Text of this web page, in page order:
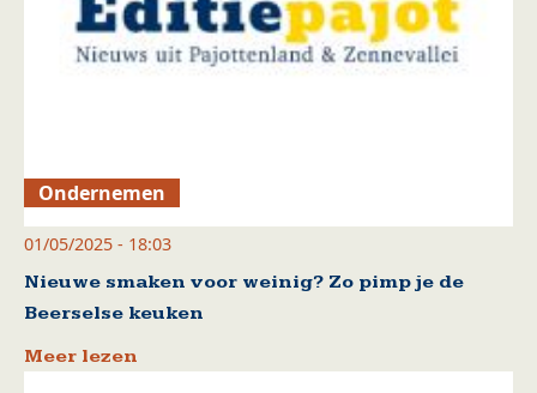
Ondernemen
01/05/2025 - 18:03
Nieuwe smaken voor weinig? Zo pimp je de
Beerselse keuken
Meer lezen